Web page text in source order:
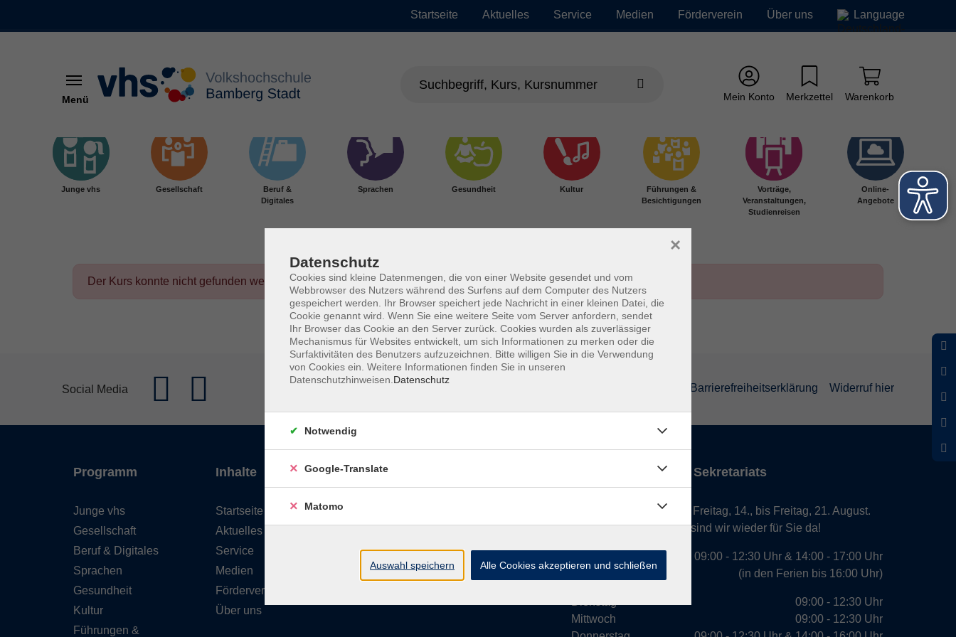
Startseite Aktuelles Service Medien Förderverein Über uns Language
Menü Mein Konto Merkzettel Warenkorb
Junge vhs Gesellschaft
Beruf &
Digitales
Sprachen Gesundheit Kultur
Führungen &
Besichtigungen
Vorträge,
Veranstaltungen,
Studienreisen
Online-
Angebote
Der Kurs konnte nicht gefunden werden.
Social Media Barrierefreiheitserklärung Widerruf hier
Programm
Junge vhs
Gesellschaft
Beruf & Digitales
Sprachen
Gesundheit
Kultur
Führungen &
Inhalte
Startseite
Aktuelles
Service
Medien
Förderverein
Über uns
vhs Bamberg Stadt
96052 Bamberg
info@vhs-bamberg.de
Tel: 0951 871108
Öffnungszeiten des Sekretariats
Wir machen Urlaub von Freitag, 14., bis Freitag, 21. August.
Ab Montag, 24. August, sind wir wieder für Sie da!
Mittwoch
09:00 - 12:30 Uhr & 14:00 - 17:00 Uhr
(in den Ferien bis 16:00 Uhr)
09:00 - 12:30 Uhr
09:00 - 12:30 Uhr
Datenschutz
Cookies sind kleine Datenmengen, die von einer Website gesendet und vom
Webbrowser des Nutzers während des Surfens auf dem Computer des Nutzers
gespeichert werden. Ihr Browser speichert jede Nachricht in einer kleinen Datei, die
Cookie genannt wird. Wenn Sie eine weitere Seite vom Server anfordern, sendet
Ihr Browser das Cookie an den Server zurück. Cookies wurden als zuverlässiger
Mechanismus für Websites entwickelt, um sich Informationen zu merken oder die
Surfaktivitäten des Benutzers aufzuzeichnen. Bitte willigen Sie in die Verwendung
von Cookies ein. Weitere Informationen finden Sie in unseren
Datenschutzhinweisen. Datenschutz
×
Notwendig
Google-Translate
Matomo
Auswahl speichern Alle Cookies akzeptieren und schließen